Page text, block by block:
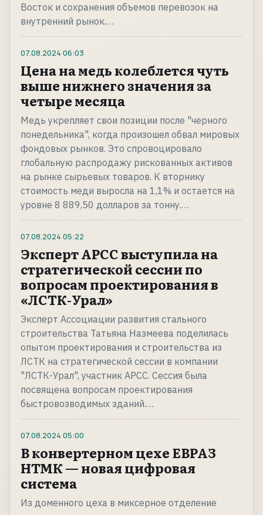
Восток и сохранения объемов перевозок на
внутренний рынок.…
07.08.2024 06:03
Цена на медь колеблется чуть
выше нижнего значения за
четыре месяца
Медь укрепляет свои позиции после "черного
понедельника", когда произошел обвал мировых
фондовых рынков. Это спровоцировало
глобальную распродажу рискованных активов
на рынке сырьевых товаров. К вторнику
стоимость меди выросла на 1,1% и остается на
уровне 8 889,50 долларов за тонну.…
07.08.2024 05:22
Эксперт АРСС выступила на
стратегической сессии по
вопросам проектирования в
«ЛСТК-Урал»
Эксперт Ассоциации развития стального
строительства Татьяна Назмеева поделилась
опытом проектирования и строительства из
ЛСТК на стратегической сессии в компании
"ЛСТК-Урал", участник АРСС. Сессия была
посвящена вопросам проектирования
быстровозводимых зданий.…
07.08.2024 05:00
В конвертерном цехе ЕВРАЗ
НТМК — новая цифровая
система
Из доменного цеха в миксерное отделение